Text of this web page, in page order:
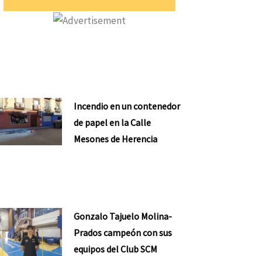
Incendio en un contenedor
de papel en la Calle
Mesones de Herencia
Gonzalo Tajuelo Molina-
Prados campeón con sus
equipos del Club SCM